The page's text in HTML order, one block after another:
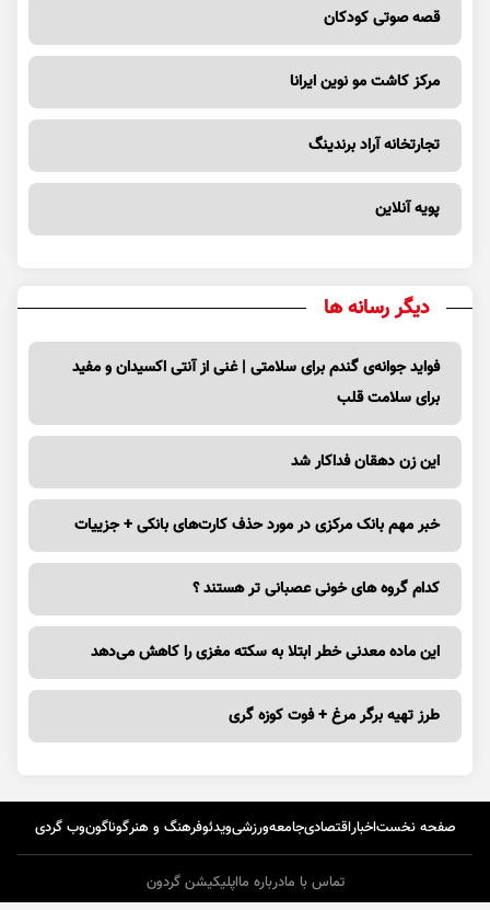
قصه صوتی کودکان
مرکز کاشت مو نوین ایرانا
تجارتخانه آراد برندینگ
پویه آنلاین
دیگر رسانه ها
فواید جوانه‌ی گندم برای سلامتی | غنی از آنتی اکسیدان و مفید
برای سلامت قلب
این زن دهقان فداکار شد
خبر مهم بانک مرکزی در مورد حذف کارت‌های بانکی + جزییات
کدام گروه های خونی عصبانی تر هستند ؟
این ماده معدنی خطر ابتلا به سکته مغزی را کاهش می‌دهد
طرز تهیه برگر مرغ + فوت کوزه گری
صفحه نخستاخباراقتصادیجامعهورزشیویدئوفرهنگ و هنرگوناگونوب گردی
تماس با مادرباره مااپلیکیشن گردون